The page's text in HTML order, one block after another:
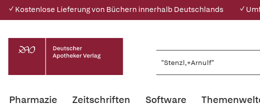
✓ Kostenlose Lieferung von Büchern innerhalb Deutschlands ✓
Pharmazie Zeitschriften Software